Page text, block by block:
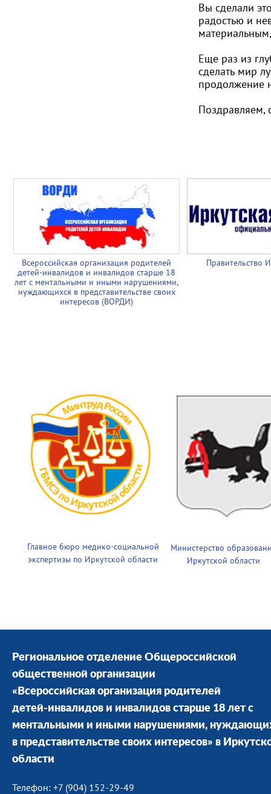
Вы сделали
радостью и
Еще раз из
сделать мир
продолжение
Всероссийская организация родителей
детей-инвалидов и инвалидов старше 18
лет с ментальными и иными нарушениями,
нуждающихся в представительстве своих
интересов (ВОРДИ)
Правительство
Главное бюро медико-социальной
экспертизы по Иркутской области
Министерство
Иркутской области
Региональное отделение Общероссийской
общественной организации
«Всероссийская организация родителей
детей-инвалидов и инвалидов старше 18 лет с
ментальными и иными нарушениями,
в представительстве своих интересов» в
области
Телефон: +7 (904) 152-29-49